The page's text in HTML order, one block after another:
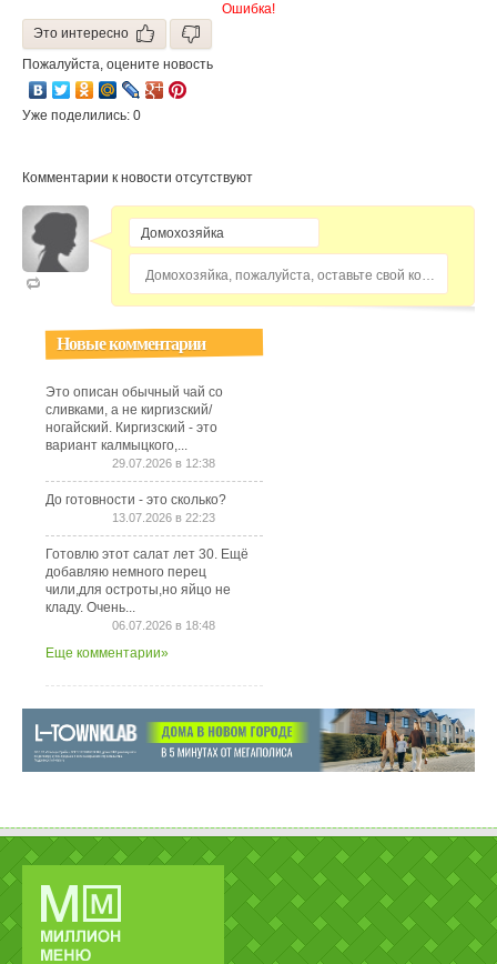
Ошибка!
Это интересно
Пожалуйста, оцените новость
Уже поделились: 0
Комментарии к новости отсутствуют
Домохозяйка, пожалуйста, оставьте свой комментарий...
Новые комментарии
Это описан обычный чай со
сливками, а не киргизский/
ногайский. Киргизский - это
вариант калмыцкого,...
29.07.2026 в 12:38
До готовности - это сколько?
13.07.2026 в 22:23
Готовлю этот салат лет 30. Ещё
добавляю немного перец
чили,для остроты,но яйцо не
кладу. Очень...
06.07.2026 в 18:48
Еще комментарии»